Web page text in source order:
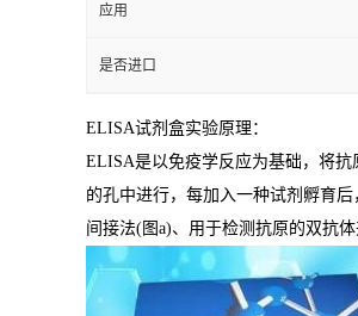
应用
是否进口
ELISA试剂盒实验原理：
ELISA是以免疫学反应为基础，将抗
的孔中进行，每加入一种试剂孵育
间接法(图a)、用于检测抗原的双抗